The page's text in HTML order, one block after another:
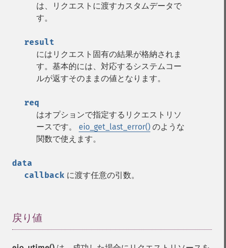
は、リクエストに渡すカスタムデータで
す。
result
にはリクエスト固有の結果が格納されま
す。基本的には、対応するシステムコー
ルが返すそのままの値となります。
req
はオプションで指定するリクエストリソ
ースです。 eio_get_last_error() のような
関数で使えます。
data
callback に渡す任意の引数。
戻り値